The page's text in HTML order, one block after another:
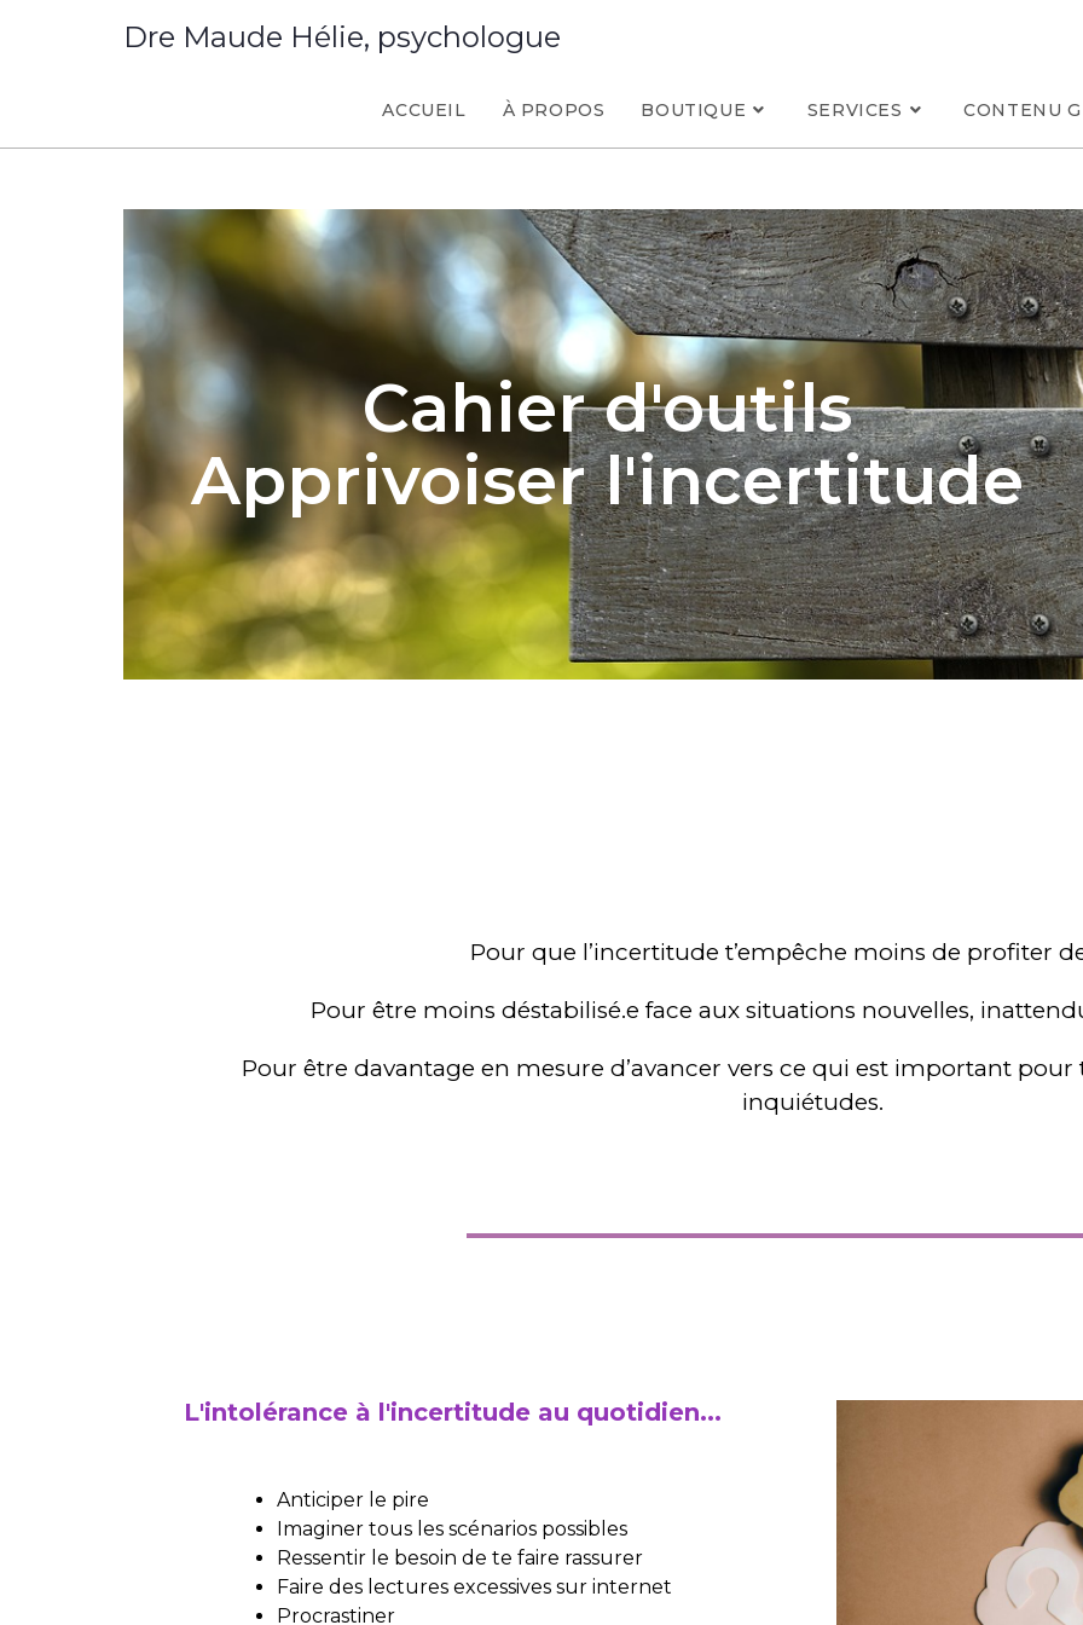
Dre Maude Hélie, psychologue
ACCUEIL À PROPOS BOUTIQUE SERVICES CONTENU
Cahier d'outils
Apprivoiser l'incertitude
Pour que l’incertitude t’empêche moins de profiter
Pour être moins déstabilisé.e face aux situations nouvelles,
Pour être davantage en mesure d’avancer vers ce qui est important
inquiétudes.
L'intolérance à l'incertitude au quotidien...
Anticiper le pire
Imaginer tous les scénarios possibles
Ressentir le besoin de te faire rassurer
Faire des lectures excessives sur internet
Procrastiner